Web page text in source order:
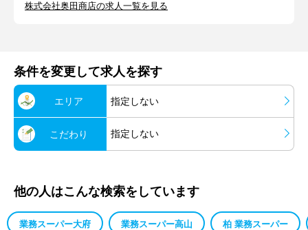
株式会社奥田商店の求人一覧を見る
条件を変更して求人を探す
エリア 指定しない
こだわり 指定しない
他の人はこんな検索をしています
業務スーパー大府 業務スーパー高山 柏 業務スーパー